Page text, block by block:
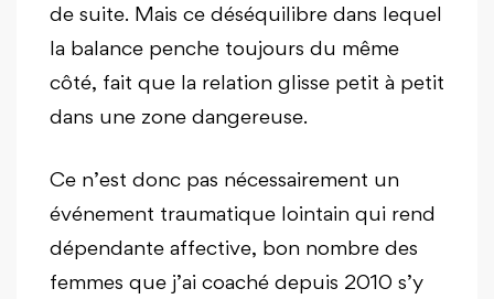
de suite. Mais ce déséquilibre dans lequel
la balance penche toujours du même
côté, fait que la relation glisse petit à petit
dans une zone dangereuse.
Ce n’est donc pas nécessairement un
événement traumatique lointain qui rend
dépendante affective, bon nombre des
femmes que j’ai coaché depuis 2010 s’y